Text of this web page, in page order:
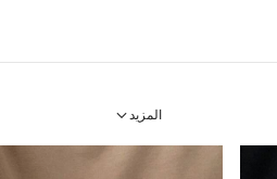
المزيد